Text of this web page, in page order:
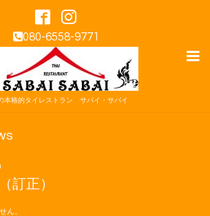
080-6558-9771
本格的タイレストラン サバイ・サバイ
訂正）
ん。